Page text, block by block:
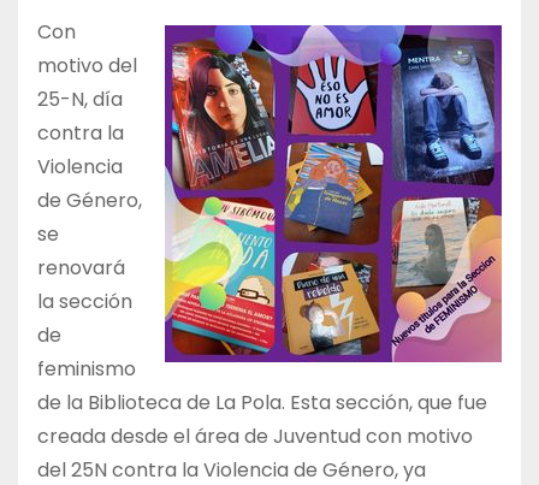
Con
motivo del
25-N, día
contra la
Violencia
de Género,
se
renovará
la sección
de
feminismo
de la Biblioteca de La Pola. Esta sección, que fue
creada desde el área de Juventud con motivo
del 25N contra la Violencia de Género, ya